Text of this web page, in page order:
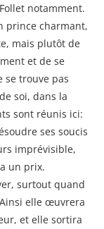
notamment.
prince charmant,
mais plutôt de
et de se
se trouve pas
soi, dans la
sont réunis ici:
ses soucis
imprévisible,
un prix.
surtout quand
elle œuvrera
et elle sortira